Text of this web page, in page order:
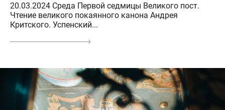
20.03.2024 Среда Первой седмицы Великого пост.
Чтение великого покаянного канона Андрея
Критского. Успенский...